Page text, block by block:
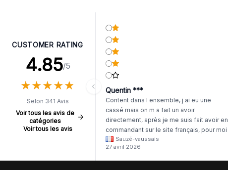
CUSTOMER RATING
4.85/5
★★★★★
★★★★★
Selon 341 Avis
Voir tous les avis de
catégories
Voir tous les avis
Quentin ***
Content dans l ensemble, j ai eu une
cassé mais on m a fait un avoir
directement, après je me suis fait avoir en
commandant sur le site français, pour moi
il était évident que les produits était de la
même langue mais raté tout est en
anglais.
Sauzé-vaussais
27 avril 2026